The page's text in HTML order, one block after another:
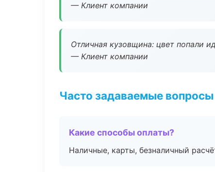
— Клиент компании
Отличная кузовщина: цвет попали
— Клиент компании
Часто задаваемые вопросы
Какие способы оплаты?
Наличные, карты, безналичный